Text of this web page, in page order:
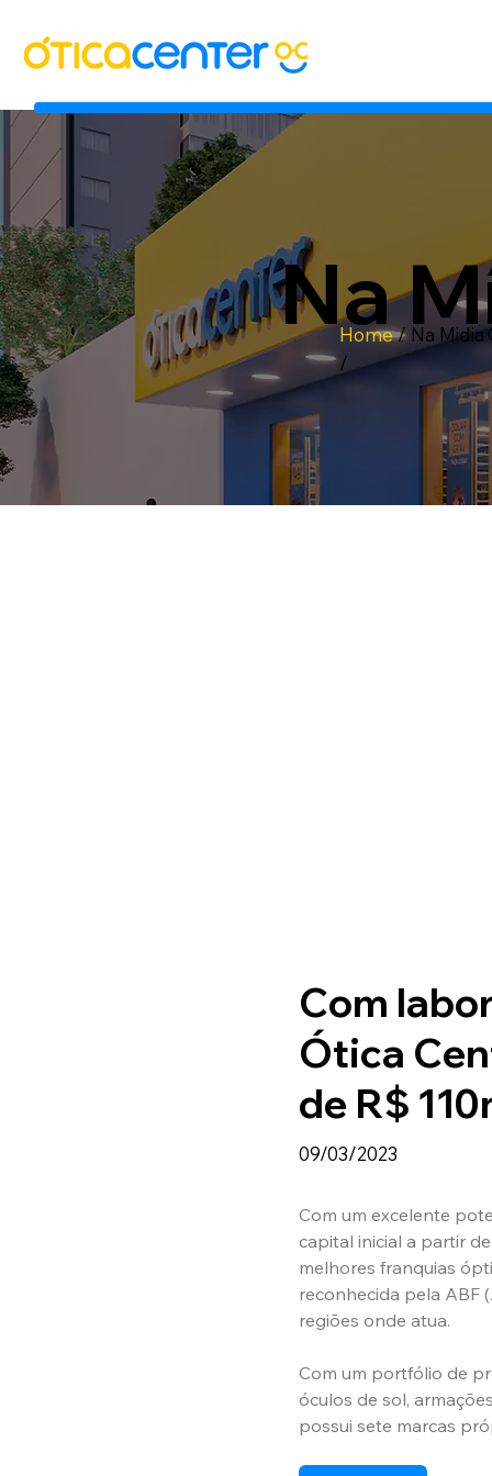
Na
Home/ Na Midia
/
Com
Ótica
de R$
09/03/2023
Com um excelente
capital inicial a partir
melhores franquias
reconhecida pela ABF
regiões onde atua.
Com um portfólio de
óculos de sol,
possui sete marcas